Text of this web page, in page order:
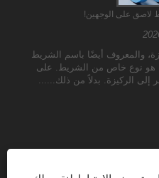
لاصق على الوجهين!
والمعروف أيضًا باسم الشريط
هو نوع خاص من الشريط. على
إلى الركيزة. بدلاً من ذلك......